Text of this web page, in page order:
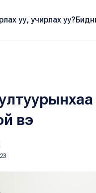
уу, учирлах уу?
вэ